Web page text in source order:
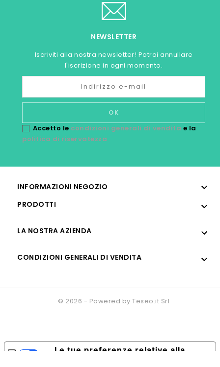
NEWSLETTER
Iscriviti alla nostra newsletter! Potrai annullare
l'iscrizione in ogni momento.
Accetto le condizioni generali di vendita e la
politica di riservatezza
INFORMAZIONI NEGOZIO 
PRODOTTI 
LA NOSTRA AZIENDA 
CONDIZIONI GENERALI DI VENDITA 
© 2026 - Powered by Teseo.it Srl
Le tue preferenze relative alla